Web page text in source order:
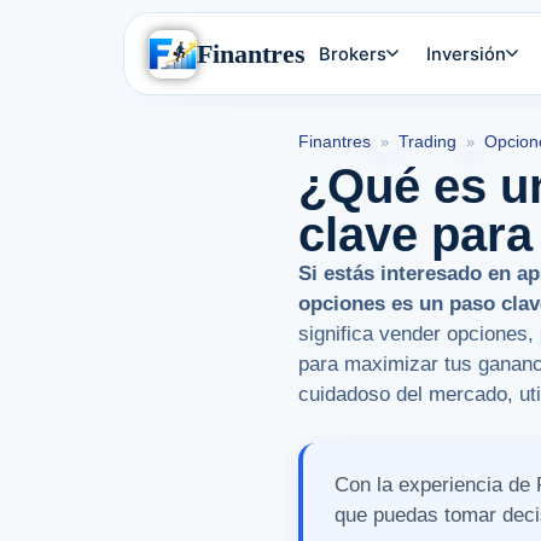
Finantres Brokers Inversión
Finantres » Trading »
¿Qué es
clave
Si estás interesado en
opciones es un paso
significa vender
para maximizar tus
cuidadoso del mercado,
Con la experiencia
que puedas tomar